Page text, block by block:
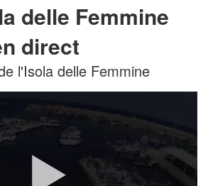
delle Femmine
direct
l'Isola delle Femmine